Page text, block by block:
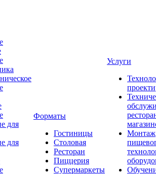
для
для
Форматы
Гостиницы
Столовая
Ресторан
Пиццерия
Супермаркеты
Услуги
Монтаж